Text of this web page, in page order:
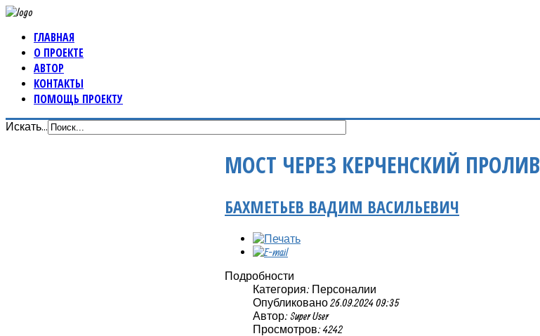
ГЛАВНАЯ
О ПРОЕКТЕ
АВТОР
КОНТАКТЫ
ПОМОЩЬ ПРОЕКТУ
Искать...
МОСТ ЧЕРЕЗ КЕРЧЕНСКИЙ ПРОЛИВ
БАХМЕТЬЕВ ВАДИМ ВАСИЛЬЕВИЧ
Подробности
Категория: Персоналии
Опубликовано 26.09.2024 09:35
Автор: Super User
Просмотров: 4242